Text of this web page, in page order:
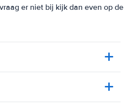
er niet bij kijk dan even op de